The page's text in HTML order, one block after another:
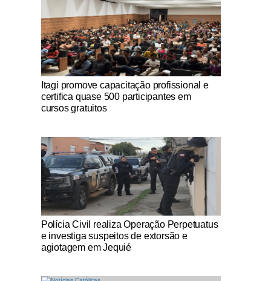
Notícias Católicas
Itagi promove capacitação profissional e
certifica quase 500 participantes em
cursos gratuitos
Notícias Católicas
Polícia Civil realiza Operação Perpetuatus
e investiga suspeitos de extorsão e
agiotagem em Jequié